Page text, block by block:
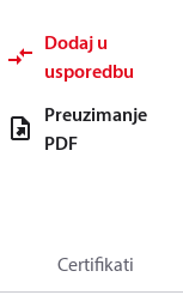
Dodaj u
usporedbu
Preuzimanje
PDF
Certifikati